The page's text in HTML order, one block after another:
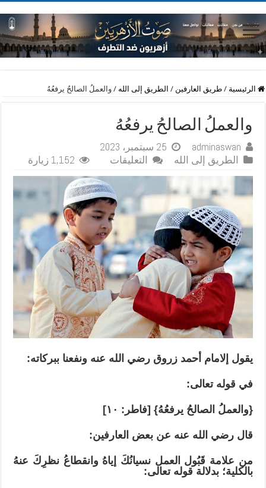
الرئيسية / طريق العارفين / الطريق إلى الله / والعملُ الصالحُ يرفعُهُ
والعملُ الصالحُ يرفعُهُ
adminaswan
25 سبتمبر، 2023
الطريق إلى الله
التعليقات
الصالحُ
يرفعُهُ
مغلقة
1,152 زيارة
يقول إلامام أحمد زروق رضي الله عنه ونفعنا ببركاته:
في قوله تعالى:
{والعملُ الصالحُ يرفعُهُ} [فاطر: ۱۰]
قال رضي الله عنه عن بعض العارفين:
من علامة قَبُول العمل نسيانُكَ إياهُ وانقطاعُ نظرِكَ عنهُ
بالكلية؛ بدلالة قوله تعالى: